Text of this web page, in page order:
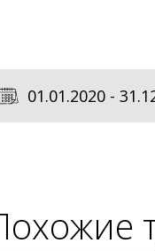
01.01.2020 -